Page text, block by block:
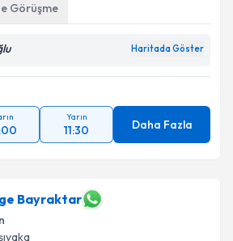
Görüşme
Haritada Göster
Yarın
11:30 Daha Fazla
Bayraktar